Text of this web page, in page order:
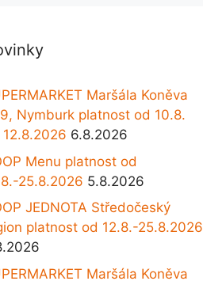
Maršála Koněva
Nymburk platnost od 10.8.
6.8.2026
Menu platnost od
25.8.2026 5.8.2026
JEDNOTA Středočeský
platnost od 12.8.-25.8.2026
Maršála Koněva